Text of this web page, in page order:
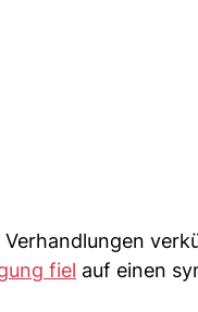
fiel auf einen